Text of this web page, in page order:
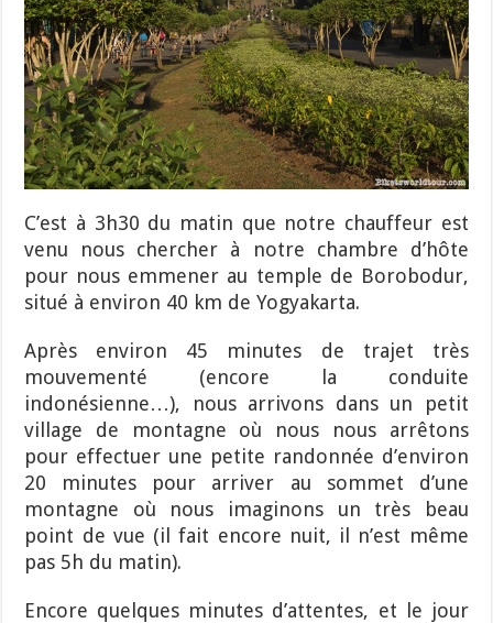
C’est à 3h30 du matin que notre chauffeur est
venu nous chercher à notre chambre d’hôte
pour nous emmener au temple de Borobodur,
situé à environ 40 km de Yogyakarta.
Après environ 45 minutes de trajet très
mouvementé (encore la conduite
indonésienne…), nous arrivons dans un petit
village de montagne où nous nous arrêtons
pour effectuer une petite randonnée d’environ
20 minutes pour arriver au sommet d’une
montagne où nous imaginons un très beau
point de vue (il fait encore nuit, il n’est même
pas 5h du matin).
Encore quelques minutes d’attentes, et le jour